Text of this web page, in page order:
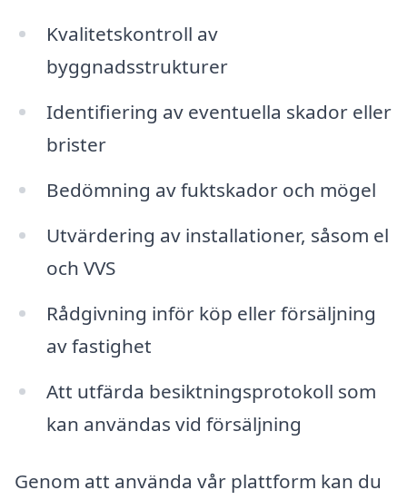
Kvalitetskontroll av
byggnadsstrukturer
Identifiering av eventuella skador eller
brister
Bedömning av fuktskador och mögel
Utvärdering av installationer, såsom el
och VVS
Rådgivning inför köp eller försäljning
av fastighet
Att utfärda besiktningsprotokoll som
kan användas vid försäljning
Genom att använda vår plattform kan du